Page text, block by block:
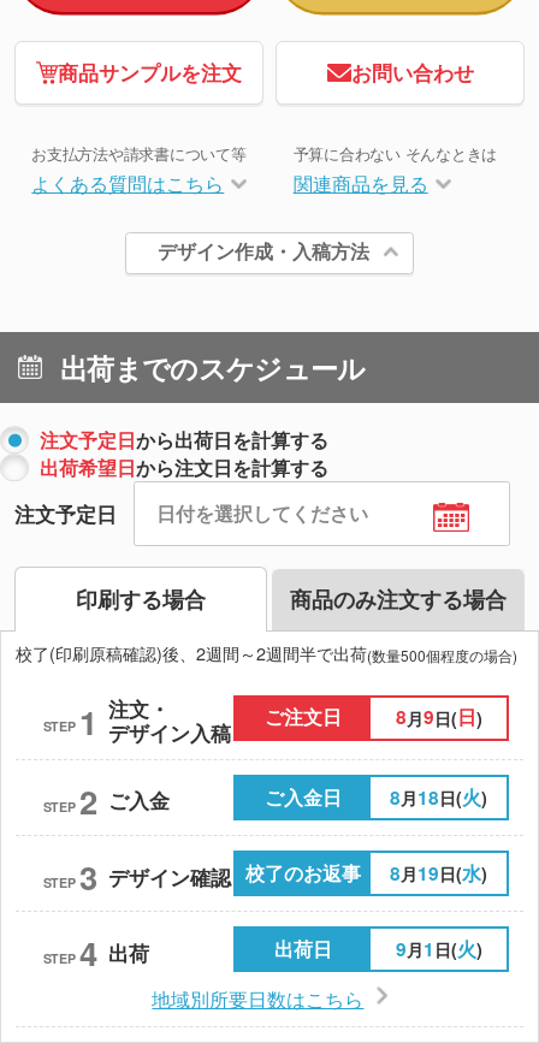
商品サンプルを注文 お問い合わせ
お支払方法や請求書について等
よくある質問はこちら
予算に合わない そんなときは
関連商品を見る
デザイン作成・入稿方法
出荷までのスケジュール
注文予定日から出荷日を計算する
出荷希望日から注文日を計算する
注文予定日
印刷する場合 商品のみ注文する場合
校了(印刷原稿確認)後、2週間～2週間半で出荷(数量500個程度の場合)
STEP 1 注文・
デザイン入稿
ご注文日 8 月9日(日)
STEP 2 ご入金 ご入金日 8月18日(火)
STEP 3 デザイン確認 校了のお返事 8月19日(水)
STEP 4 出荷 出荷日 9月1 日(火)
地域別所要日数はこちら